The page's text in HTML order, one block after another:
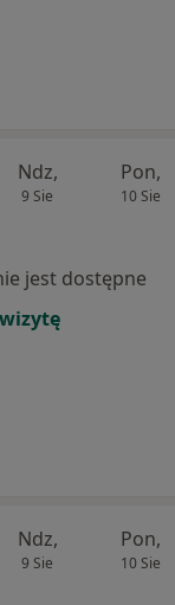
Ndz,
9 Sie
Pon,
10 Sie
jest dostępne
Ndz,
9 Sie
Pon,
10 Sie